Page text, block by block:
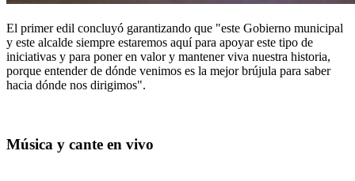
El primer edil concluyó garantizando que "este Gobierno municipal
y este alcalde siempre estaremos aquí para apoyar este tipo de
iniciativas y para poner en valor y mantener viva nuestra historia,
porque entender de dónde venimos es la mejor brújula para saber
hacia dónde nos dirigimos".
Música y cante en vivo